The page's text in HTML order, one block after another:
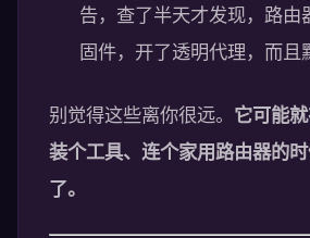
告，查了半天才发现，路由
固件，开了透明代理，而且
别觉得这些离你很远。 它可能就
装个工具、连个家用路由器的
了。